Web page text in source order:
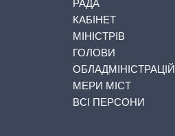
РАДА
КАБІНЕТ
МІНІСТРІВ
ГОЛОВИ
ОБЛАДМІНІСТРАЦІЙ
МЕРИ МІСТ
ВСІ ПЕРСОНИ